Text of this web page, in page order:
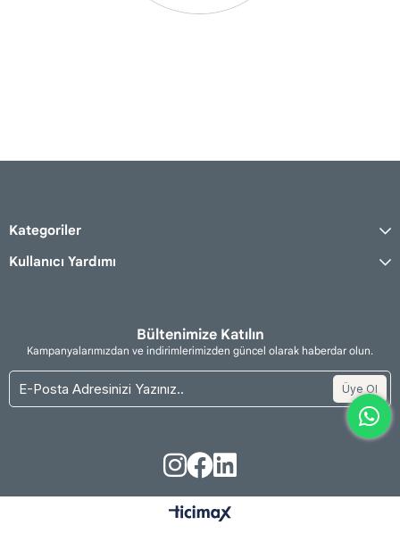
Kategoriler
Kullanıcı Yardımı
Bültenimize Katılın
Kampanyalarımızdan ve indirimlerimizden güncel olarak haberdar olun.
Üye Ol